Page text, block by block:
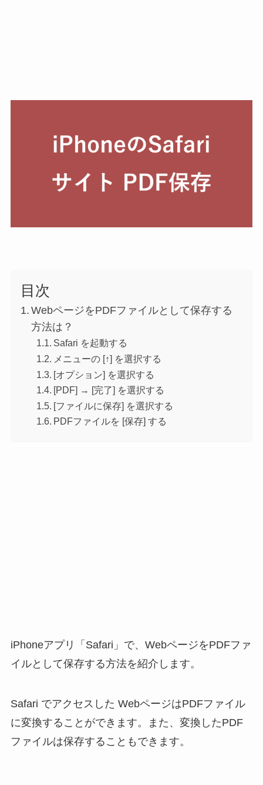
目次
WebページをPDFファイルとして保存する
方法は？
Safari を起動する
メニューの [↑] を選択する
[オプション] を選択する
[PDF] → [完了] を選択する
[ファイルに保存] を選択する
PDFファイルを [保存] する
iPhoneアプリ「Safari」で、WebページをPDFファ
イルとして保存する方法を紹介します。
Safari でアクセスした WebページはPDFファイル
に変換することができます。また、変換したPDF
ファイルは保存することもできます。